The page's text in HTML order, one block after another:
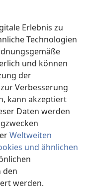
Erlebnis zu
Technologien
und können
der
Verbesserung
kann akzeptiert
Daten werden
Weltweiten
und ähnlichen
den
werden.
Society of Pennsylvania.